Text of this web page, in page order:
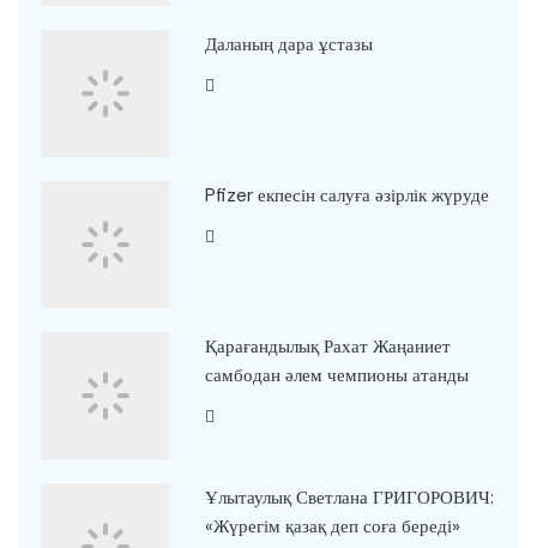
Даланың дара ұстазы
Pfizer екпесін салуға әзірлік жүруде
Қарағандылық Рахат Жаңаниет
самбодан әлем чемпионы атанды
Ұлытаулық Светлана ГРИГОРОВИЧ:
«Жүрегім қазақ деп соға береді»